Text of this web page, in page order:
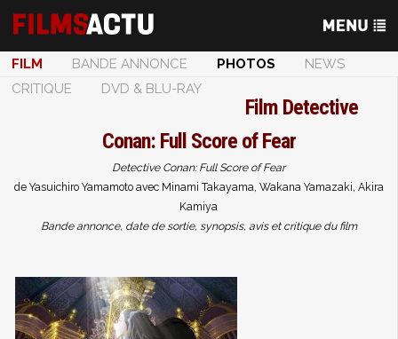
FILM BANDE ANNONCE PHOTOS
NEWS
CRITIQUE
DVD & BLU-RAY
Film Detective
Conan: Full Score of Fear
Detective Conan: Full Score of Fear
de Yasuichiro Yamamoto avec Minami Takayama, Wakana Yamazaki, Akira
Kamiya
Bande annonce, date de sortie, synopsis, avis et critique du film